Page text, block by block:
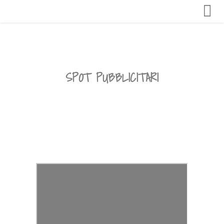
SPOT PUBBLICITARI